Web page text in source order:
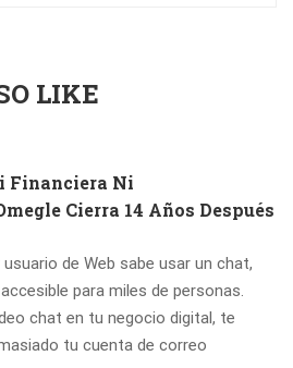
LIKE
Financiera Ni
Cierra 14 Años Después
de Web sabe usar un chat,
para miles de personas.
chat en tu negocio digital, te
tu cuenta de correo